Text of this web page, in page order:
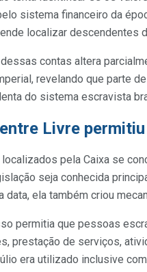
sistema financeiro da
localizar descendentes
contas altera
revelando que parte
do sistema escravista
Livre
pela Caixa se
seja conhecida
data, ela também criou
permitia que pessoas
prestação de serviços,
era utilizado inclusive